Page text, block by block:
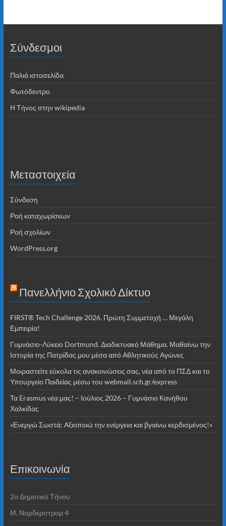
Σύνδεσμοι
Παλιά ιστοσελίδα
Φωτόδεντρο
Η Τήνος στην wikipedia
Μεταστοιχεία
Σύνδεση
Ροή καταχωρίσεων
Ροή σχολίων
WordPress.org
Πανελλήνιο Σχολικό Δίκτυο
FIRST® Tech Challenge 2026. Πρώτη Συμμετοχή … Μεγάλη
Εμπειρία!
Γυμνάσιο-Λύκειο Dortmund. Διαδικτυακό Μάθημα. Μαθαίνω την
Ιστορία της Πατρίδας μου μέσα από Αθλητικούς Αγώνες
Μοιραστείτε εύκολα τις ανακοινώσεις σας, νέα από το ΠΣΔ και το
Υπουργείο Παιδείας μέσω του webmail.sch.gr/express
Τα Erasmus νέα μας! – Ιούλιος 2026 – Γυμνάσιο Κανήθου
Χαλκίδας
«Ενεργώ Σωστά: Αξιοποιώ την ενέργεια και βγαίνω κερδισμένος!»
Επικοινωνία
2o Δημοτικό Τήνου
Μ. Νορδερστρομ 4